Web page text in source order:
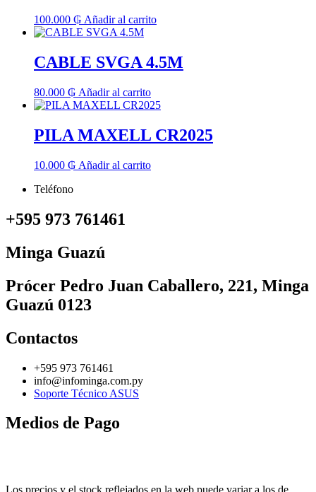
100.000 ₲ Añadir al carrito
CABLE SVGA 4.5M
80.000 ₲ Añadir al carrito
PILA MAXELL CR2025
10.000 ₲ Añadir al carrito
Teléfono
+595 973 761461
Minga Guazú
Prócer Pedro Juan Caballero, 221, Minga
Guazú 0123
Contactos
+595 973 761461
info@infominga.com.py
Soporte Técnico ASUS
Medios de Pago